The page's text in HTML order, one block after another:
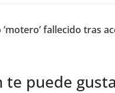
fallecido tras
te puede